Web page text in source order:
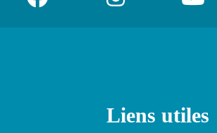
Liens utiles